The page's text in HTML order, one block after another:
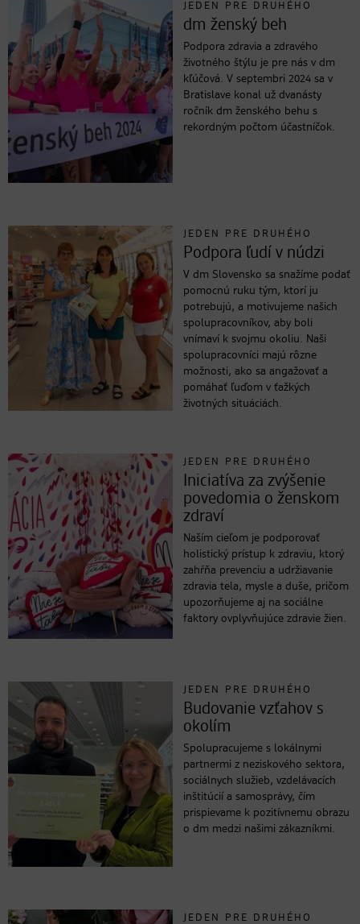
JEDEN PRE DRUHÉHO
dm ženský beh
Podpora zdravia a zdravého
životného štýlu je pre nás v dm
kľúčová. V septembri 2024 sa v
Bratislave konal už dvanásty
ročník dm ženského behu s
rekordným počtom účastníčok.
JEDEN PRE DRUHÉHO
Podpora ľudí v núdzi
V dm Slovensko sa snažíme podať
pomocnú ruku tým, ktorí ju
potrebujú, a motivujeme našich
spolupracovníkov, aby boli
vnímaví k svojmu okoliu. Naši
spolupracovníci majú rôzne
možnosti, ako sa angažovať a
pomáhať ľuďom v ťažkých
životných situáciách.
JEDEN PRE DRUHÉHO
Iniciatíva za zvýšenie
povedomia o ženskom
zdraví
Naším cieľom je podporovať
holistický prístup k zdraviu, ktorý
zahŕňa prevenciu a udržiavanie
zdravia tela, mysle a duše, pričom
upozorňujeme aj na sociálne
faktory ovplyvňujúce zdravie žien.
JEDEN PRE DRUHÉHO
Budovanie vzťahov s
okolím
Spolupracujeme s lokálnymi
partnermi z neziskového sektora,
sociálnych služieb, vzdelávacích
inštitúcií a samosprávy, čím
prispievame k pozitívnemu obrazu
o dm medzi našimi zákazníkmi.
JEDEN PRE DRUHÉHO